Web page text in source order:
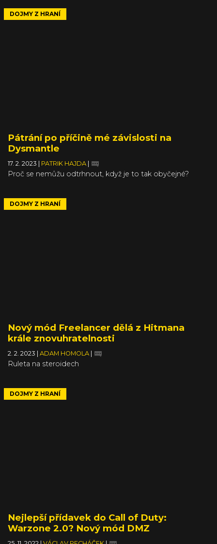
DOJMY Z HRANÍ
Pátrání po příčině mé závislosti na
Dysmantle
17. 2. 2023 PATRIK HAJDA
Proč se nemůžu odtrhnout, když je to tak obyčejné?
DOJMY Z HRANÍ
Nový mód Freelancer dělá z Hitmana
krále znovuhratelnosti
2. 2. 2023 ADAM HOMOLA
Ruleta na steroidech
DOJMY Z HRANÍ
Nejlepší přídavek do Call of Duty:
Warzone 2.0? Nový mód DMZ